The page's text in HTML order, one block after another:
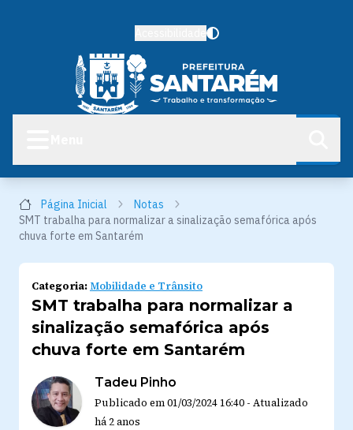
Página Inicial
Notas
SMT trabalha para normalizar a sinalização semafórica após
chuva forte em Santarém
Categoria:Mobilidade e Trânsito
SMT trabalha para normalizar a
sinalização semafórica após
chuva forte em Santarém
Tadeu Pinho
Publicado em01/03/2024 16:40 - Atualizado
há 2 anos